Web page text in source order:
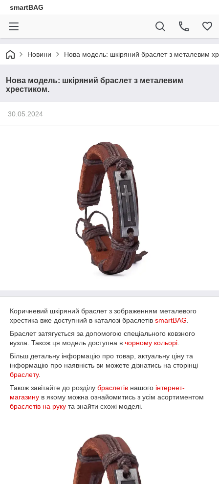
smartBAG
Новини Нова модель: шкіряний браслет з металевим
Нова модель: шкіряний браслет з металевим
хрестиком.
30.05.2024
Коричневий шкіряний браслет з зображенням металевого
хрестика вже доступний в каталозі браслетів smartBAG
Браслет затягується за допомогою спеціального ковзного
вузла. Також ця модель доступна в чорному кольорі
Більш детальну інформацію про товар, актуальну ціну та
інформацію про наявність ви можете дізнатись на сторінці
браслету.
Також завітайте до розділу браслетів нашого інтернет-
магазину в якому можна ознайомитись з усім асортиментом
браслетів на руку та знайти схожі моделі.